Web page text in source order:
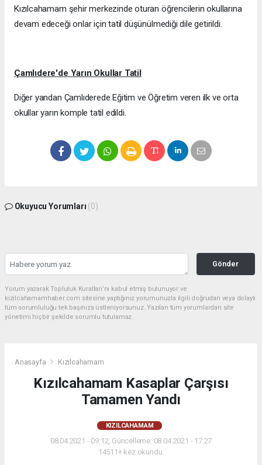
Kızılcahamam şehir merkezinde oturan öğrencilerin okullarına
devam edeceği onlar için tatil düşünülmediği dile getirildi.
Çamlıdere'de Yarın Okullar Tatil
Diğer yandan Çamlıderede Eğitim ve Öğretim veren ilk ve orta
okullar yarın komple tatil edildi.
Okuyucu Yorumları (0)
Gönder
Yorum yazarak Topluluk Kuralları’nı kabul etmiş bulunuyor ve
kizilcahamamhaber.com sitesine yaptığınız yorumunuzla ilgili doğrudan veya dolaylı
tüm sorumluluğu tek başınıza üstleniyorsunuz. Yazılan tüm yorumlardan site
yönetimi hiçbir şekilde sorumlu tutulamaz.
Anasayfa Kızılcahamam
Kızılcahamam Kasaplar Çarşısı
Tamamen Yandı
KIZILCAHAMAM
08.04.2021 - 09:12, Güncelleme: 08.04.2021 - 17:27
14511+ kez okundu.